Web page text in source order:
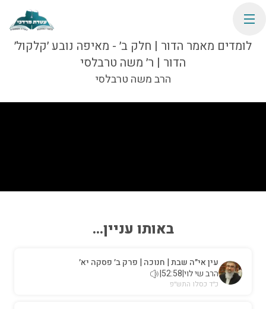
לומדים מאמר הדור | חלק ב׳ - מאיפה נובע ׳קלקול׳
הדור | ר׳ משה טרבלסי
הרב משה טרבלסי
באותו עניין...
עין אי״ה שבת | חנוכה | פרק ב׳ פסקה יא׳
הרב שי לוי|
52:58
|
כ״ד כסלו התש״פ